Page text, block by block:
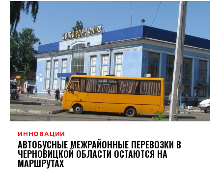
ИННОВАЦИИ
АВТОБУСНЫЕ МЕЖРАЙОННЫЕ ПЕРЕВОЗКИ В
ЧЕРНОВИЦКОЙ ОБЛАСТИ ОСТАЮТСЯ НА
МАРШРУТАХ